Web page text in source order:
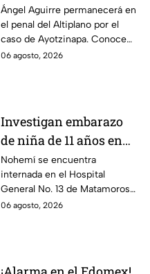
permanecerá Ángel
Aguirre por caso
Ayotzinapa
Ángel Aguirre permanecerá en
el penal del Altiplano por el
caso de Ayotzinapa. Conoce
dónde está, cómo es esta
06 agosto, 2026
Investigan embarazo
de niña de 11 años en
Matamoros,
Tamaulipas; ¿qué pasó
con Nohemí?
Nohemí se encuentra
internada en el Hospital
General No. 13 de Matamoros
tras complicaciones por un
06 agosto, 2026